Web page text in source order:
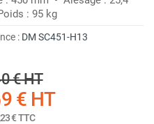
: 95 kg
: DM SC451-H13
€HT
€ HT
€TTC